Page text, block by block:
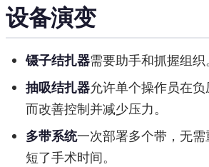
设备演变
镊子结扎器需要助手和抓握组织
抽吸结扎器允许单个操作员在
而改善控制并减少压力。
多带系统一次部署多个带，无
短了手术时间。